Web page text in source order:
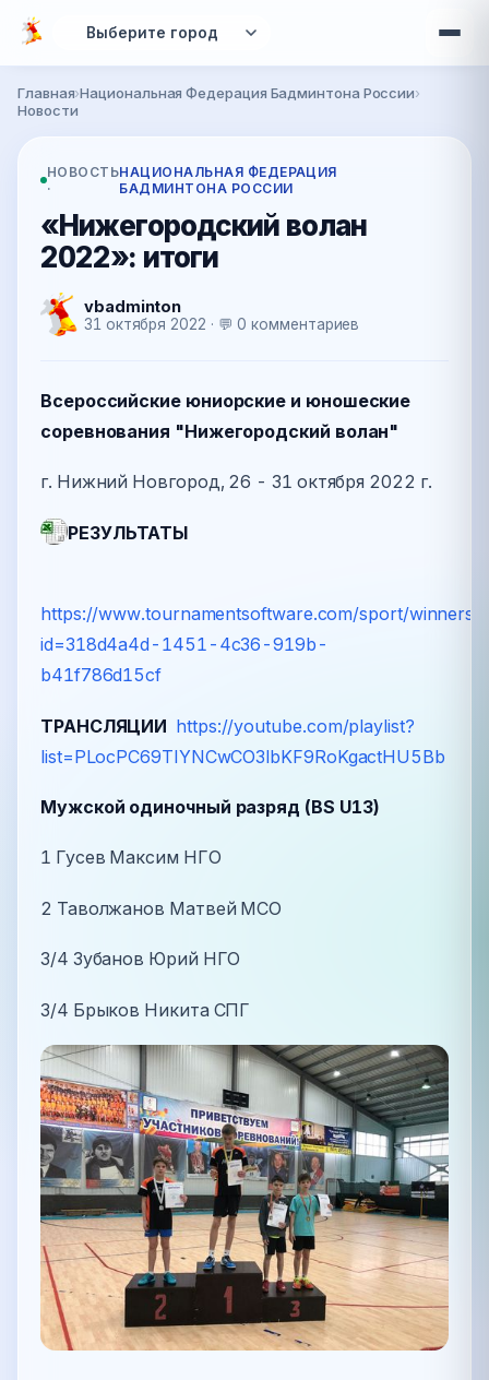
Перейти к основному содержанию
Вы здесь
Главная›Национальная Федерация Бадминтона России›
Новости
НОВОСТЬ
·
НАЦИОНАЛЬНАЯ ФЕДЕРАЦИЯ
БАДМИНТОНА РОССИИ
«Нижегородский волан
2022»: итоги
vbadminton
31 октября 2022 · 💬 0 комментариев
Всероссийские юниорские и юношеские
соревнования "Нижегородский волан"
г. Нижний Новгород, 26 - 31 октября 2022 г.
РЕЗУЛЬТАТЫ
https://www.tournamentsoftware.com/sport/
id=318d4a4d-1451-4c36-919b-
b41f786d15cf
ТРАНСЛЯЦИИ https://youtube.com/playlist?
list=PLocPC69TIYNCwCO3lbKF9RoKgactHU5Bb
Мужской одиночный разряд (BS U13)
1 Гусев Максим НГО
2 Таволжанов Матвей МСО
3/4 Зубанов Юрий НГО
3/4 Брыков Никита СПГ